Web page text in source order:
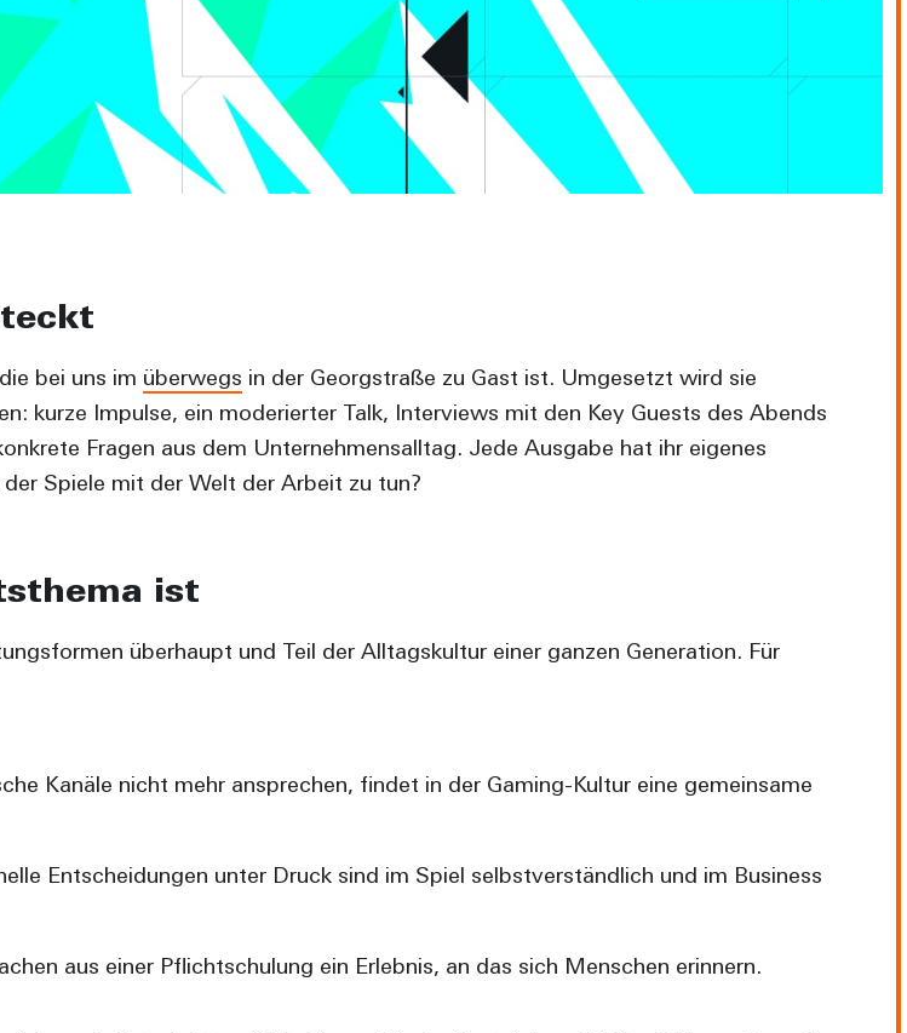
bei uns im überwegs in der Georgstraße zu Gast ist. Umgesetzt wird sie
kurze Impulse, ein moderierter Talk, Interviews mit den Key Guests des Abends
Fragen aus dem Unternehmensalltag. Jede Ausgabe hat ihr eigenes
Spiele mit der Welt der Arbeit zu tun?
ist
überhaupt und Teil der Alltagskultur einer ganzen Generation. Für
Kanäle nicht mehr ansprechen, findet in der Gaming-Kultur eine gemeinsame
Entscheidungen unter Druck sind im Spiel selbstverständlich und im Business
aus einer Pflichtschulung ein Erlebnis, an das sich Menschen erinnern.